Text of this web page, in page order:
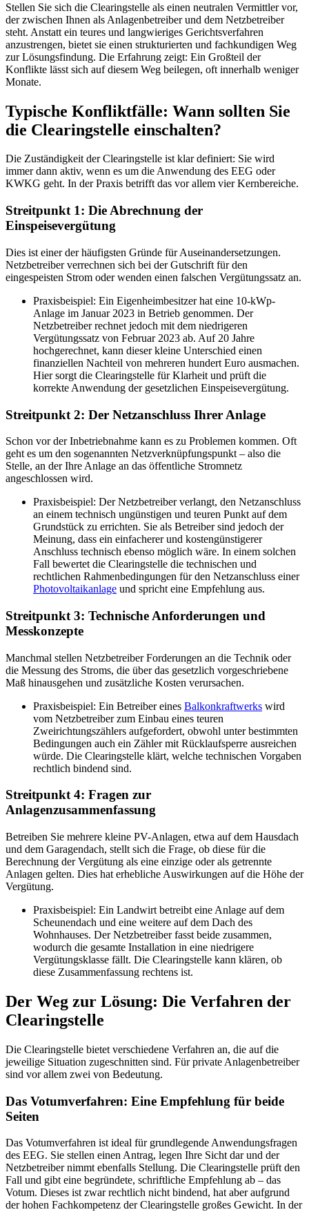
Stellen Sie sich die Clearingstelle als einen neutralen Vermittler vor,
der zwischen Ihnen als Anlagenbetreiber und dem Netzbetreiber
steht. Anstatt ein teures und langwieriges Gerichtsverfahren
anzustrengen, bietet sie einen strukturierten und fachkundigen Weg
zur Lösungsfindung. Die Erfahrung zeigt: Ein Großteil der
Konflikte lässt sich auf diesem Weg beilegen, oft innerhalb weniger
Monate.
Typische Konfliktfälle: Wann sollten Sie
die Clearingstelle einschalten?
Die Zuständigkeit der Clearingstelle ist klar definiert: Sie wird
immer dann aktiv, wenn es um die Anwendung des EEG oder
KWKG geht. In der Praxis betrifft das vor allem vier Kernbereiche.
Streitpunkt 1: Die Abrechnung der
Einspeisevergütung
Dies ist einer der häufigsten Gründe für Auseinandersetzungen.
Netzbetreiber verrechnen sich bei der Gutschrift für den
eingespeisten Strom oder wenden einen falschen Vergütungssatz an.
Praxisbeispiel: Ein Eigenheimbesitzer hat eine 10-kWp-
Anlage im Januar 2023 in Betrieb genommen. Der
Netzbetreiber rechnet jedoch mit dem niedrigeren
Vergütungssatz von Februar 2023 ab. Auf 20 Jahre
hochgerechnet, kann dieser kleine Unterschied einen
finanziellen Nachteil von mehreren hundert Euro ausmachen.
Hier sorgt die Clearingstelle für Klarheit und prüft die
korrekte Anwendung der gesetzlichen Einspeisevergütung.
Streitpunkt 2: Der Netzanschluss Ihrer Anlage
Schon vor der Inbetriebnahme kann es zu Problemen kommen. Oft
geht es um den sogenannten Netzverknüpfungspunkt – also die
Stelle, an der Ihre Anlage an das öffentliche Stromnetz
angeschlossen wird.
Praxisbeispiel: Der Netzbetreiber verlangt, den Netzanschluss
an einem technisch ungünstigen und teuren Punkt auf dem
Grundstück zu errichten. Sie als Betreiber sind jedoch der
Meinung, dass ein einfacherer und kostengünstigerer
Anschluss technisch ebenso möglich wäre. In einem solchen
Fall bewertet die Clearingstelle die technischen und
rechtlichen Rahmenbedingungen für den Netzanschluss einer
Photovoltaikanlage und spricht eine Empfehlung aus.
Streitpunkt 3: Technische Anforderungen und
Messkonzepte
Manchmal stellen Netzbetreiber Forderungen an die Technik oder
die Messung des Stroms, die über das gesetzlich vorgeschriebene
Maß hinausgehen und zusätzliche Kosten verursachen.
Praxisbeispiel: Ein Betreiber eines Balkonkraftwerks wird
vom Netzbetreiber zum Einbau eines teuren
Zweirichtungszählers aufgefordert, obwohl unter bestimmten
Bedingungen auch ein Zähler mit Rücklaufsperre ausreichen
würde. Die Clearingstelle klärt, welche technischen Vorgaben
rechtlich bindend sind.
Streitpunkt 4: Fragen zur
Anlagenzusammenfassung
Betreiben Sie mehrere kleine PV-Anlagen, etwa auf dem Hausdach
und dem Garagendach, stellt sich die Frage, ob diese für die
Berechnung der Vergütung als eine einzige oder als getrennte
Anlagen gelten. Dies hat erhebliche Auswirkungen auf die Höhe der
Vergütung.
Praxisbeispiel: Ein Landwirt betreibt eine Anlage auf dem
Scheunendach und eine weitere auf dem Dach des
Wohnhauses. Der Netzbetreiber fasst beide zusammen,
wodurch die gesamte Installation in eine niedrigere
Vergütungsklasse fällt. Die Clearingstelle kann klären, ob
diese Zusammenfassung rechtens ist.
Der Weg zur Lösung: Die Verfahren der
Clearingstelle
Die Clearingstelle bietet verschiedene Verfahren an, die auf die
jeweilige Situation zugeschnitten sind. Für private Anlagenbetreiber
sind vor allem zwei von Bedeutung.
Das Votumverfahren: Eine Empfehlung für beide
Seiten
Das Votumverfahren ist ideal für grundlegende Anwendungsfragen
des EEG. Sie stellen einen Antrag, legen Ihre Sicht dar und der
Netzbetreiber nimmt ebenfalls Stellung. Die Clearingstelle prüft den
Fall und gibt eine begründete, schriftliche Empfehlung ab – das
Votum. Dieses ist zwar rechtlich nicht bindend, hat aber aufgrund
der hohen Fachkompetenz der Clearingstelle großes Gewicht. In der